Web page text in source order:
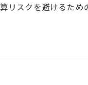
リスクを避けるた